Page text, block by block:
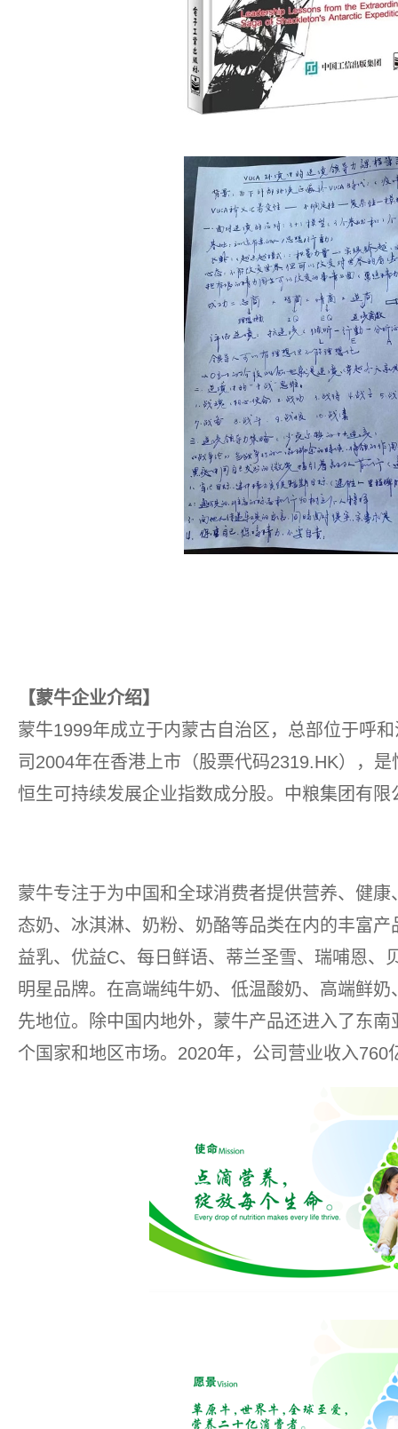
【蒙牛企业介绍】
蒙牛1999年成立于内蒙古自治区，总部位于呼
司2004年在香港上市（股票代码2319.HK），
恒生可持续发展企业指数成分股。中粮集团有
蒙牛专注于为中国和全球消费者提供营养、健
态奶、冰淇淋、奶粉、奶酪等品类在内的丰富
益乳、优益C、每日鲜语、蒂兰圣雪、瑞哺恩、
明星品牌。在高端纯牛奶、低温酸奶、高端鲜
先地位。除中国内地外，蒙牛产品还进入了东
个国家和地区市场。2020年，公司营业收入760